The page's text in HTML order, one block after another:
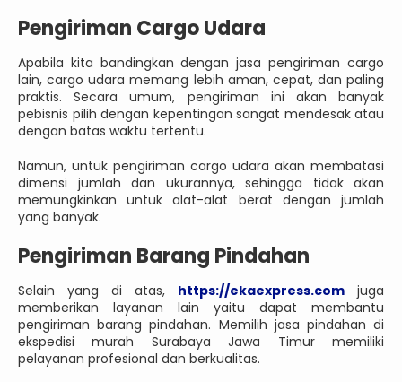
Pengiriman Cargo Udara
Apabila kita bandingkan dengan jasa pengiriman cargo
lain, cargo udara memang lebih aman, cepat, dan paling
praktis. Secara umum, pengiriman ini akan banyak
pebisnis pilih dengan kepentingan sangat mendesak atau
dengan batas waktu tertentu.
Namun, untuk pengiriman cargo udara akan membatasi
dimensi jumlah dan ukurannya, sehingga tidak akan
memungkinkan untuk alat-alat berat dengan jumlah
yang banyak.
Pengiriman Barang Pindahan
Selain yang di atas, https://ekaexpress.com juga
memberikan layanan lain yaitu dapat membantu
pengiriman barang pindahan. Memilih jasa pindahan di
ekspedisi murah Surabaya Jawa Timur memiliki
pelayanan profesional dan berkualitas.